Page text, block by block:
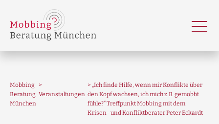
Mobbing
Beratung
München
Veranstaltungen
„Ich finde Hilfe, wenn mir Konflikte über
den Kopf wachsen, ich mich z.B. gemobbt
fühle?“ Treffpunkt Mobbing mit dem
Krisen- und Konfliktberater Peter Eckardt